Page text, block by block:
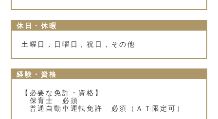
休日・休暇
土曜日，日曜日，祝日，その他
経験・資格
【必要な免許・資格】
保育士 必須
普通自動車運転免許 必須（ＡＴ限定可）